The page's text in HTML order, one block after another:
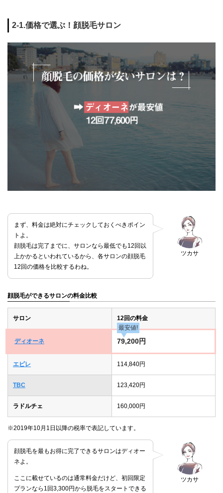
2-1.価格で選ぶ！顔脱毛サロン
ツカサ
まず、料金は絶対にチェックしておくべきポイン
トよ。
顔脱毛は完了までに、サロンなら最低でも12回以
上かかるといわれているから、各サロンの顔脱毛
12回の価格を比較するわね。
顔脱毛ができるサロンの料金比較
サロン 12回の料金
ディオーネ
最安値!
79,200円
エピレ 114,840円
TBC 123,420円
ラドルチェ 160,000円
※2019年10月1日以降の税率で表記しています。
ツカサ
顔脱毛を最もお得に完了できるサロンはディオー
ネよ。
ここに載せているのは通常料金だけど、初回限定
プランなら1回3,300円から脱毛をスタートできる